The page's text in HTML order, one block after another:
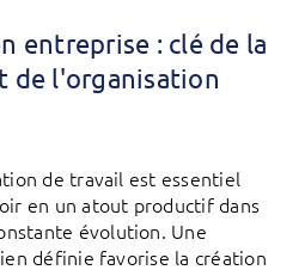
entreprise : clé de la
de l'organisation
de travail est essentiel
en un atout productif dans
évolution. Une
définie favorise la création